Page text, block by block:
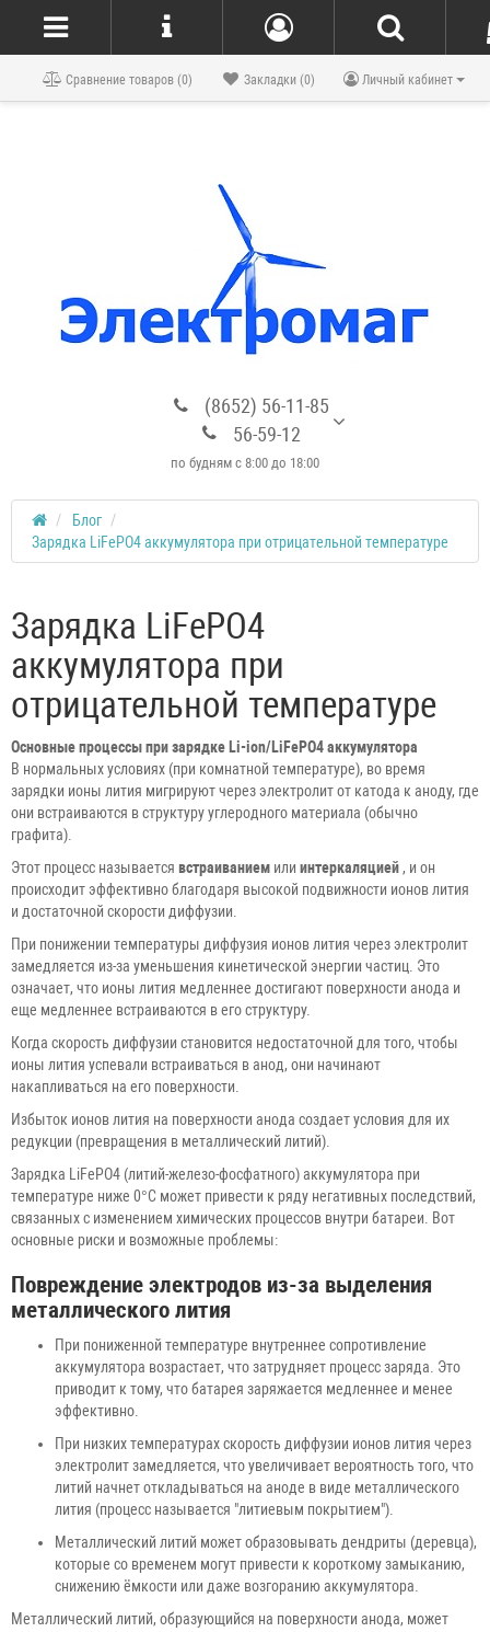
Блог
Личный кабинет
Закладки (0)
Сравнение товаров (0)
(8652) 56-11-85
56-59-12
по будням с 8:00 до 18:00
Блог
Зарядка LiFePO4 аккумулятора при отрицательной температуре
Зарядка LiFePO4
аккумулятора при
отрицательной температуре
Основные процессы при зарядке Li-ion/LiFePO4 аккумулятора
В нормальных условиях (при комнатной температуре), во время
зарядки ионы лития мигрируют через электролит от катода к аноду, где
они встраиваются в структуру углеродного материала (обычно
графита).
Этот процесс называется встраиванием или интеркаляцией , и он
происходит эффективно благодаря высокой подвижности ионов лития
и достаточной скорости диффузии.
При понижении температуры диффузия ионов лития через электролит
замедляется из-за уменьшения кинетической энергии частиц. Это
означает, что ионы лития медленнее достигают поверхности анода и
еще медленнее встраиваются в его структуру.
Когда скорость диффузии становится недостаточной для того, чтобы
ионы лития успевали встраиваться в анод, они начинают
накапливаться на его поверхности.
Избыток ионов лития на поверхности анода создает условия для их
редукции (превращения в металлический литий).
Зарядка LiFePO4 (литий-железо-фосфатного) аккумулятора при
температуре ниже 0°C может привести к ряду негативных последствий,
связанных с изменением химических процессов внутри батареи. Вот
основные риски и возможные проблемы:
Повреждение электродов из-за выделения
металлического лития
При пониженной температуре внутреннее сопротивление
аккумулятора возрастает, что затрудняет процесс заряда. Это
приводит к тому, что батарея заряжается медленнее и менее
эффективно.
При низких температурах скорость диффузии ионов лития через
электролит замедляется, что увеличивает вероятность того, что
литий начнет откладываться на аноде в виде металлического
лития (процесс называется "литиевым покрытием").
Металлический литий может образовывать дендриты (деревца),
которые со временем могут привести к короткому замыканию,
снижению ёмкости или даже возгоранию аккумулятора.
Металлический литий, образующийся на поверхности анода, может